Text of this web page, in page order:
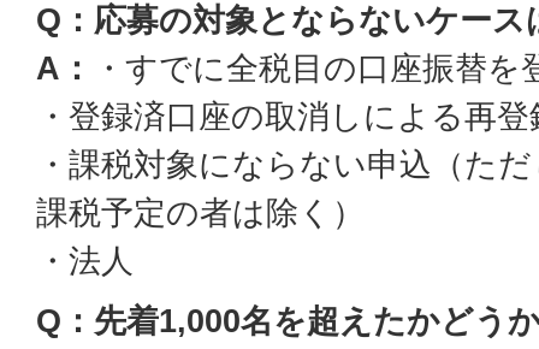
Q：応募の対象とならないケー
A：
・すでに全税目の口座振替を
・登録済口座の取消しによる再登
・課税対象にならない申込（た
課税予定の者は除く）
・法人
Q：先着1,000名を超えたかどう